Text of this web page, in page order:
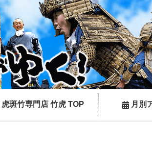
虎斑竹専門店 竹虎 TOP 月別